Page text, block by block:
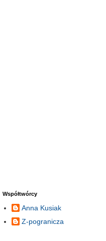
Współtwórcy
Anna Kusiak
Z-pogranicza